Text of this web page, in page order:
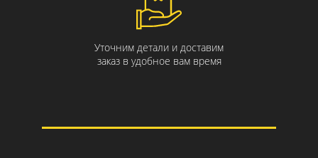
Уточним детали и доставим
заказ в удобное вам время